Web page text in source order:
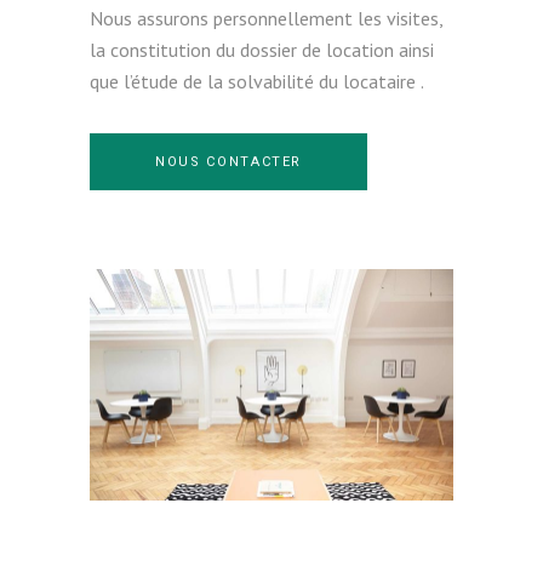
Nous assurons personnellement les visites,
la constitution du dossier de location ainsi
que l’étude de la solvabilité du locataire .
NOUS CONTACTER